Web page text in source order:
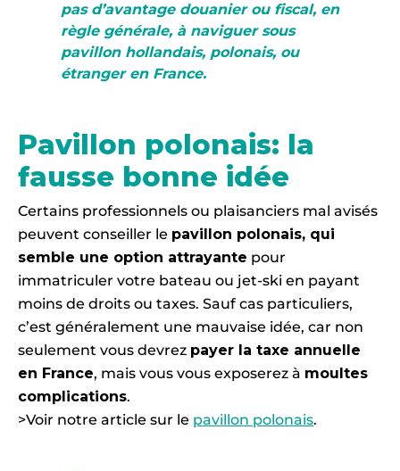
pas d’avantage douanier ou fiscal, en
règle générale, à naviguer sous
pavillon hollandais, polonais, ou
étranger en France.
Pavillon polonais: la
fausse bonne idée
Certains professionnels ou plaisanciers mal avisés
peuvent conseiller le pavillon polonais, qui
semble une option attrayante pour
immatriculer votre bateau ou jet-ski en payant
moins de droits ou taxes. Sauf cas particuliers,
c’est généralement une mauvaise idée, car non
seulement vous devrez payer la taxe annuelle
en France, mais vous vous exposerez à moultes
complications.
>Voir notre article sur le pavillon polonais.